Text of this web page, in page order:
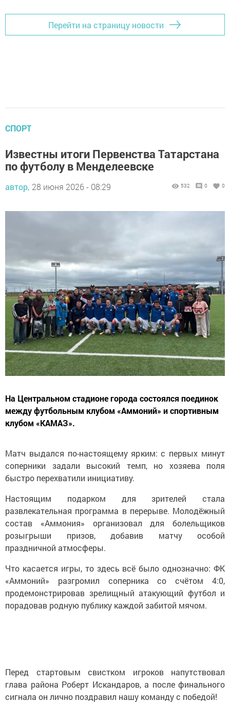
Перейти на страницу новости
СПОРТ
Известны итоги Первенства Татарстана
по футболу в Менделеевске
автор, 28 июня 2026 - 08:29 532 0 0
На Центральном стадионе города состоялся поединок
между футбольным клубом «Аммоний» и спортивным
клубом «КАМАЗ».
Матч выдался по-настоящему ярким: с первых минут
соперники задали высокий темп, но хозяева поля
быстро перехватили инициативу.
Настоящим подарком для зрителей стала
развлекательная программа в перерыве. Молодёжный
состав «Аммония» организовал для болельщиков
розыгрыши призов, добавив матчу особой
праздничной атмосферы.
Что касается игры, то здесь всё было однозначно: ФК
«Аммоний» разгромил соперника со счётом 4:0,
продемонстрировав зрелищный атакующий футбол и
порадовав родную публику каждой забитой мячом.
Перед стартовым свистком игроков напутствовал
глава района Роберт Искандаров, а после финального
сигнала он лично поздравил нашу команду с победой!